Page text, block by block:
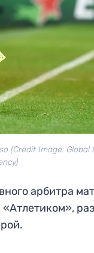
(Credit Image: Global
арбитра